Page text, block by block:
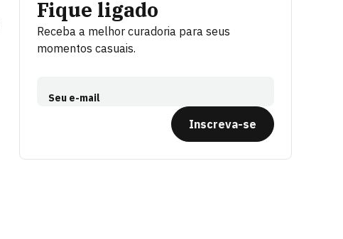
Fique ligado
Receba a melhor curadoria para seus
momentos casuais.
Seu e-mail
Inscreva-se